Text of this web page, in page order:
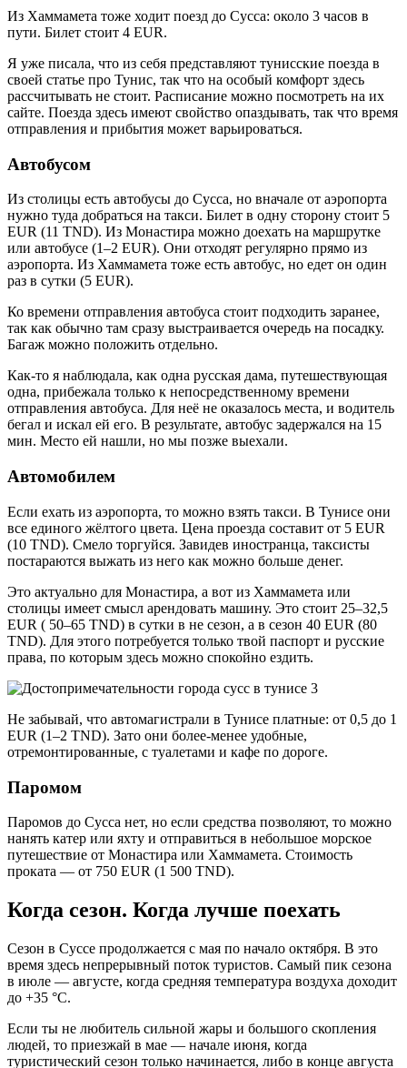
Из Хаммамета тоже ходит поезд до Сусса: около 3 часов в
пути. Билет стоит 4 EUR.
Я уже писала, что из себя представляют тунисские поезда в
своей статье про Тунис, так что на особый комфорт здесь
рассчитывать не стоит. Расписание можно посмотреть на их
сайте. Поезда здесь имеют свойство опаздывать, так что время
отправления и прибытия может варьироваться.
Автобусом
Из столицы есть автобусы до Сусса, но вначале от аэропорта
нужно туда добраться на такси. Билет в одну сторону стоит 5
EUR (11 TND). Из Монастира можно доехать на маршрутке
или автобусе (1–2 EUR). Они отходят регулярно прямо из
аэропорта. Из Хаммамета тоже есть автобус, но едет он один
раз в сутки (5 EUR).
Ко времени отправления автобуса стоит подходить заранее,
так как обычно там сразу выстраивается очередь на посадку.
Багаж можно положить отдельно.
Как-то я наблюдала, как одна русская дама, путешествующая
одна, прибежала только к непосредственному времени
отправления автобуса. Для неё не оказалось места, и водитель
бегал и искал ей его. В результате, автобус задержался на 15
мин. Место ей нашли, но мы позже выехали.
Автомобилем
Если ехать из аэропорта, то можно взять такси. В Тунисе они
все единого жёлтого цвета. Цена проезда составит от 5 EUR
(10 TND). Смело торгуйся. Завидев иностранца, таксисты
постараются выжать из него как можно больше денег.
Это актуально для Монастира, а вот из Хаммамета или
столицы имеет смысл арендовать машину. Это стоит 25–32,5
EUR ( 50–65 TND) в сутки в не сезон, а в сезон 40 EUR (80
TND). Для этого потребуется только твой паспорт и русские
права, по которым здесь можно спокойно ездить.
Не забывай, что автомагистрали в Тунисе платные: от 0,5 до 1
EUR (1–2 TND). Зато они более-менее удобные,
отремонтированные, с туалетами и кафе по дороге.
Паромом
Паромов до Сусса нет, но если средства позволяют, то можно
нанять катер или яхту и отправиться в небольшое морское
путешествие от Монастира или Хаммамета. Стоимость
проката — от 750 EUR (1 500 TND).
Когда сезон. Когда лучше поехать
Сезон в Суссе продолжается с мая по начало октября. В это
время здесь непрерывный поток туристов. Самый пик сезона
в июле — августе, когда средняя температура воздуха доходит
до +35 °C.
Если ты не любитель сильной жары и большого скопления
людей, то приезжай в мае — начале июня, когда
туристический сезон только начинается, либо в конце августа